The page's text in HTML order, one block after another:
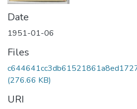
Date
1951-01-06
Files
(276.66 KB)
URI